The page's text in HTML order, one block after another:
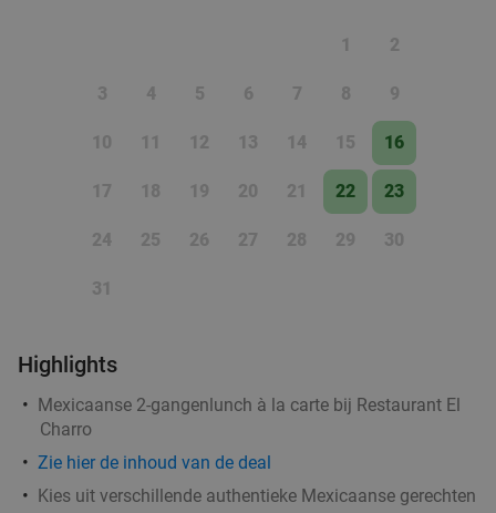
1 2
3 4 5 6 7 8 9
10 11 12 13 14 15 16
17 18 19 20 21 22 23
24 25 26 27 28 29 30
31
Highlights
Mexicaanse 2-gangenlunch à la carte bij Restaurant El
Charro
Zie hier de inhoud van de deal
Kies uit verschillende authentieke Mexicaanse gerechten